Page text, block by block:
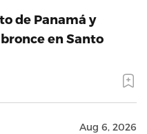
de Panamá y
en Santo
Aug 6, 2026